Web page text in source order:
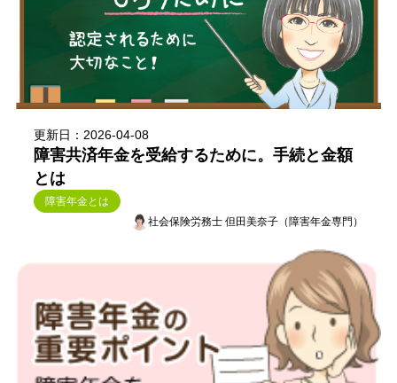
更新日：2026-04-08
障害共済年金を受給するために。手続と金額
とは
障害年金とは
社会保険労務士 但田美奈子（障害年金専門）